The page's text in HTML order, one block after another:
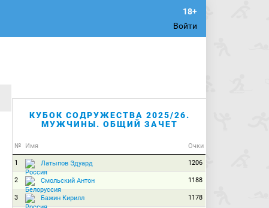
Войти
КУБОК СОДРУЖЕСТВА 2025/26.
МУЖЧИНЫ. ОБЩИЙ ЗАЧЕТ
№ Имя Очки
1 Латыпов Эдуард 1206
2 Смольский Антон 1188
3 Бажин Кирилл 1178